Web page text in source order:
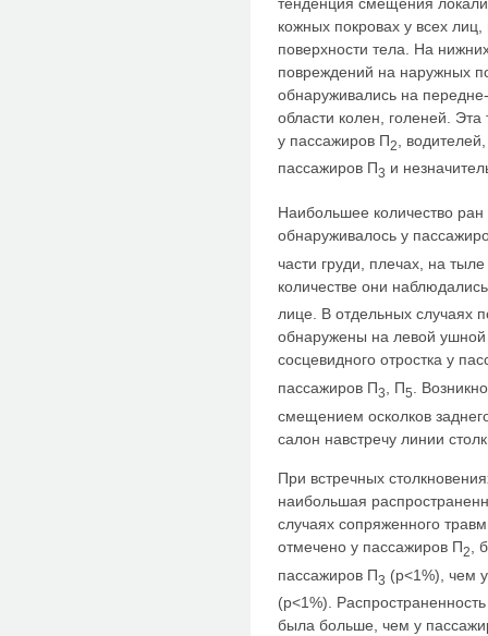
кожных покровах у всех
поверхности тела. На
повреждений на наружных
обнаруживались на
области колен, голеней.
у пассажиров П2
,
пассажиров П3 и
Наибольшее количество ран
обнаруживалось у
части груди, плечах, на
количестве они
лице. В отдельных случаях
обнаружены на левой ушной
сосцевидного отростка у
пассажиров П3, П5.
смещением осколков
салон навстречу линии
При встречных
наибольшая
случаях сопряженного
отмечено у пассажиров П2
,
пассажиров П3 (p<1%), чем
(p<1%).
была больше, чем у